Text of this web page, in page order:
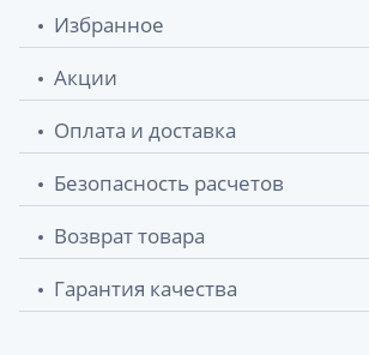
Избранное
Акции
Оплата и доставка
Безопасность расчетов
Возврат товара
Гарантия качества